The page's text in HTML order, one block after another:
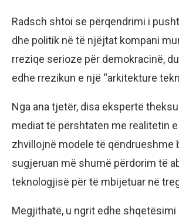
Radsch shtoi se përqendrimi i
dhe politik në të njëjtat kompani
rreziqe serioze për demokracinë,
edhe rrezikun e një “arkitekture
Nga ana tjetër, disa ekspertë
mediat të përshtaten me realitetin
zhvillojnë modele të qëndrueshme
sugjeruan më shumë përdorim të
teknologjisë për të mbijetuar në
Megjithatë, u ngrit edhe